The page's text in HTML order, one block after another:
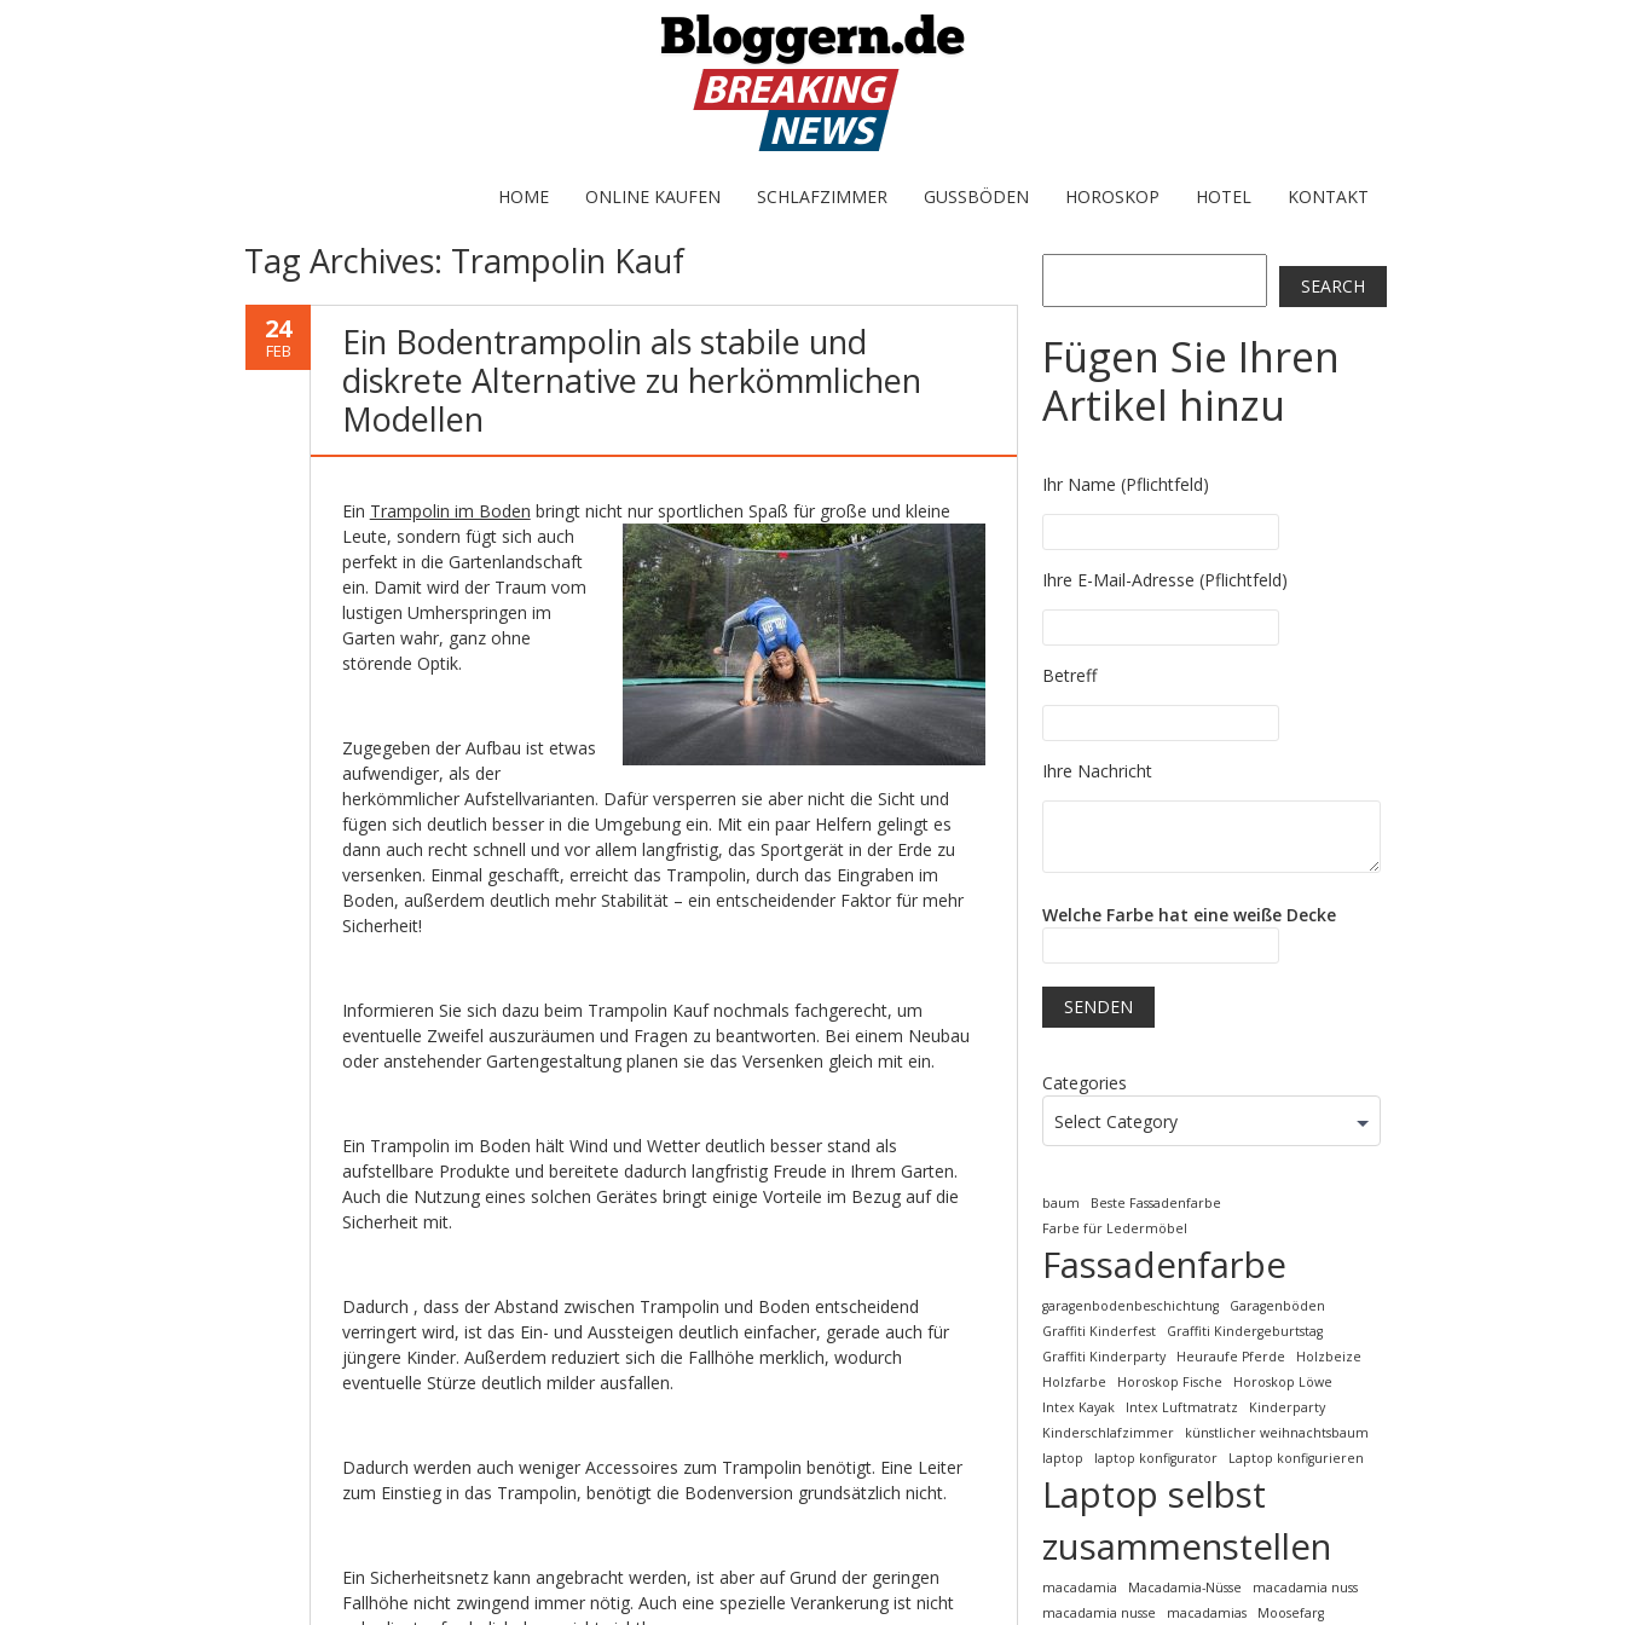
HOME ONLINE KAUFEN SCHLAFZIMMER GUSSBÖDEN HOROSKOP HOTEL KONTAKT
Tag Archives: Trampolin Kauf
24
FEB
Ein Bodentrampolin als stabile und
diskrete Alternative zu herkömmlichen
Modellen
Ein Trampolin im Boden bringt nicht nur sportlichen Spaß für große und kleine
Leute, sondern fügt sich auch
perfekt in die Gartenlandschaft
ein. Damit wird der Traum vom
lustigen Umherspringen im
Garten wahr, ganz ohne
störende Optik.
Zugegeben der Aufbau ist etwas
aufwendiger, als der
herkömmlicher Aufstellvarianten. Dafür versperren sie aber nicht die Sicht und
fügen sich deutlich besser in die Umgebung ein. Mit ein paar Helfern gelingt es
dann auch recht schnell und vor allem langfristig, das Sportgerät in der Erde zu
versenken. Einmal geschafft, erreicht das Trampolin, durch das Eingraben im
Boden, außerdem deutlich mehr Stabilität – ein entscheidender Faktor für mehr
Sicherheit!
Informieren Sie sich dazu beim Trampolin Kauf nochmals fachgerecht, um
eventuelle Zweifel auszuräumen und Fragen zu beantworten. Bei einem Neubau
oder anstehender Gartengestaltung planen sie das Versenken gleich mit ein.
Ein Trampolin im Boden hält Wind und Wetter deutlich besser stand als
aufstellbare Produkte und bereitete dadurch langfristig Freude in Ihrem Garten.
Auch die Nutzung eines solchen Gerätes bringt einige Vorteile im Bezug auf die
Sicherheit mit.
Dadurch , dass der Abstand zwischen Trampolin und Boden entscheidend
verringert wird, ist das Ein- und Aussteigen deutlich einfacher, gerade auch für
jüngere Kinder. Außerdem reduziert sich die Fallhöhe merklich, wodurch
eventuelle Stürze deutlich milder ausfallen.
Dadurch werden auch weniger Accessoires zum Trampolin benötigt. Eine Leiter
zum Einstieg in das Trampolin, benötigt die Bodenversion grundsätzlich nicht.
Ein Sicherheitsnetz kann angebracht werden, ist aber auf Grund der geringen
Fallhöhe nicht zwingend immer nötig. Auch eine spezielle Verankerung ist nicht
SEARCH
Fügen Sie Ihren
Artikel hinzu
Ihr Name (Pflichtfeld)
Please leave this field empty.
Ihre E-Mail-Adresse (Pflichtfeld)
Please leave this field empty.
Betreff
Please leave this field empty.
Ihre Nachricht
Welche Farbe hat eine weiße Decke
Categories
Select Category
baum
Beste Fassadenfarbe
Farbe für Ledermöbel
Fassadenfarbe
garagenbodenbeschichtung
Garagenböden
Graffiti Kinderfest
Graffiti Kindergeburtstag
Graffiti Kinderparty
Heuraufe Pferde
Holzbeize
Holzfarbe
Horoskop Fische
Horoskop Löwe
Intex Kayak
Intex Luftmatratz
Kinderparty
Kinderschlafzimmer
künstlicher weihnachtsbaum
laptop
laptop konfigurator Laptop konfigurieren
Laptop selbst
zusammenstellen
macadamia Macadamia-Nüsse
macadamia nuss
macadamia nusse
macadamias Moosefarg